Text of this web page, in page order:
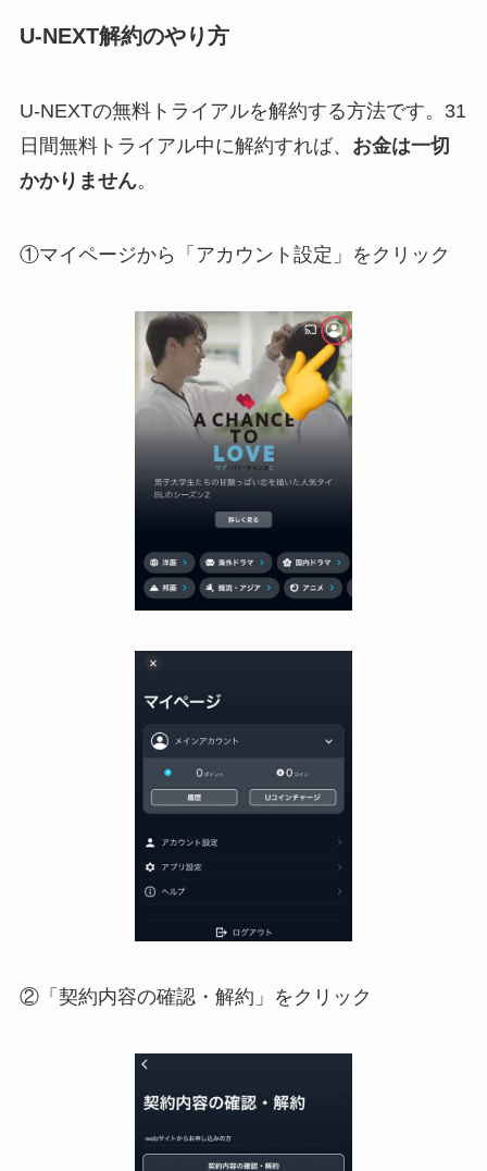
U-NEXT解約のやり方
U-NEXTの無料トライアルを解約する方法です。31
日間無料トライアル中に解約すれば、 お金は一切
かかりません。
①マイページから「アカウント設定」をクリック
②「契約内容の確認・解約」をクリック